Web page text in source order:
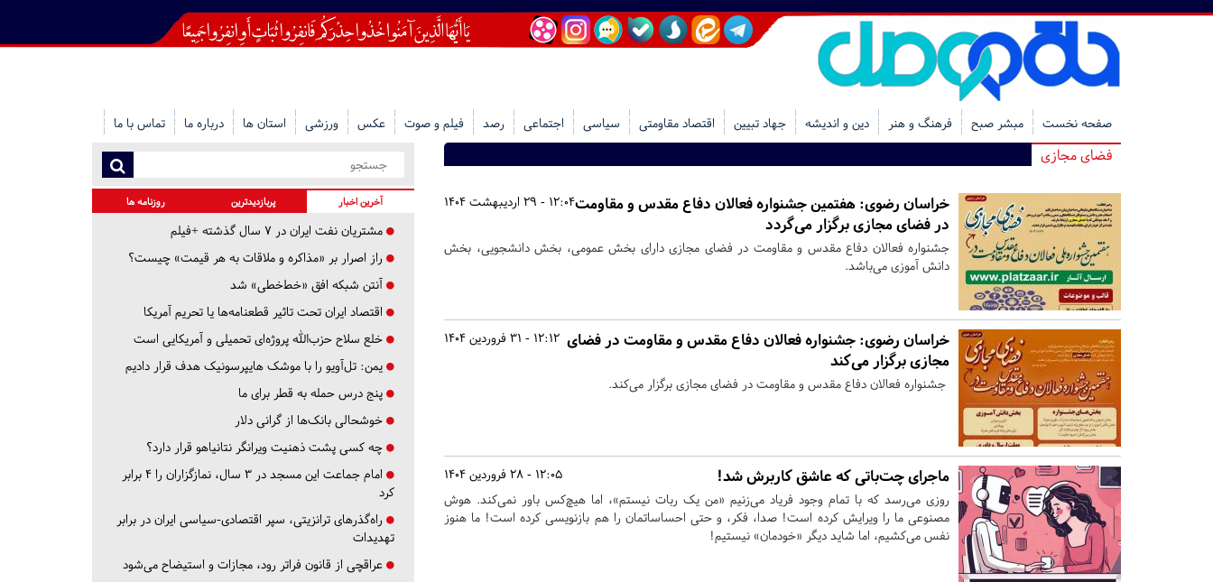
صفحه نخست مبشر صبح فرهنگ و هنر دین و اندیشه جهاد تبیین اقتصاد مقاومتی سیاسی اجتماعی رصد فیلم و صوت عکس ورزشی استان ها درباره ما تماس با ما
فضای مجازی
12:04 - 29 اردیبهشت 1404 خراسان رضوی: هفتمین جشنواره فعالان دفاع مقدس و مقاومت
در فضای مجازی برگزار می‌گردد
جشنواره فعالان دفاع مقدس و مقاومت در فضای مجازی دارای بخش عمومی، بخش دانشجویی، بخش
دانش آموزی می‌باشد.
12:12 - 31 فروردین 1404 خراسان رضوی: جشنواره فعالان دفاع مقدس و مقاومت در فضای
مجازی برگزار می‌کند
جشنواره فعالان دفاع مقدس و مقاومت در فضای مجازی برگزار می‌کند.
12:05 - 28 فروردین 1404 ماجرای چت‌باتی که عاشق کاربرش شد!
روزی می‌رسد که با تمام وجود فریاد می‌زنیم «من یک ربات نیستم»، اما هیچ‌کس باور نمی‌کند. هوش
مصنوعی ما را ویرایش کرده است! صدا، فکر، و حتی احساساتمان را هم بازنویسی کرده است! ما هنوز
نفس می‌کشیم، اما شاید دیگر «خودمان» نیستیم!
آخرین اخبار پربازدیدترین روزنامه ها
مشتریان نفت ایران در ۷ سال گذشته +فیلم
راز اصرار بر «مذاکره و ملاقات به هر قیمت» چیست؟
آنتن شبکه افق «خط‌خطی» شد
اقتصاد ایران تحت تاثیر قطعنامه‌ها یا تحریم‌ آمریکا
خلع سلاح حزب‌الله پروژه‌ای تحمیلی و آمریکایی است
یمن: تل‌آویو را با موشک هایپرسونیک هدف قرار دادیم
پنج درس‌ حمله به قطر برای ما
خوشحالی بانک‌ها از گرانی دلار
چه کسی پشت ذهنیت ویرانگر نتانیاهو قرار دارد؟
امام جماعت این مسجد در ۳ سال، نمازگزاران را ۴ برابر
کرد
راه‌گذرهای ترانزیتی، سپر اقتصادی-سیاسی ایران در برابر
تهدیدات
عراقچی از قانون فراتر رود، مجازات و استیضاح می‌شود